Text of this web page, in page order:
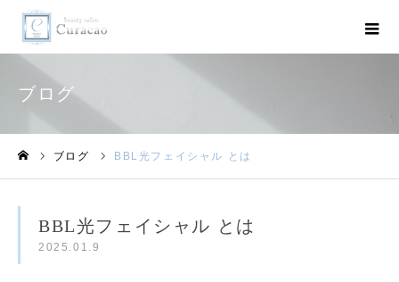
ブログ
ブログ BBL光フェイシャル とは
BBL光フェイシャル とは
2025.01.9